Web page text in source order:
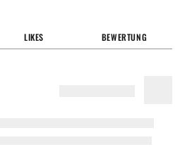
LIKES BEWERTUNG